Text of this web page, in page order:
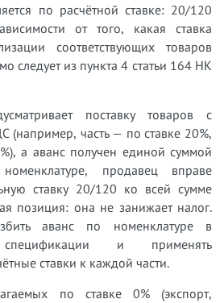
по расчётной ставке: 20/120
от того, какая ставка
соответствующих товаров
следует из пункта 4 статьи 164 НК
поставку товаров с
(например, часть — по ставке 20%,
а аванс получен единой суммой
продавец вправе
ставку 20/120 ко всей сумме
позиция: она не занижает налог.
аванс по номенклатуре в
и применять
ставки к каждой части.
по ставке 0% (экспорт,